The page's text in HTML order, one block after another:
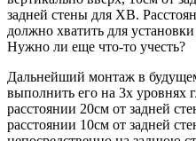
задней стены для ХВ.
должно хватить для
Нужно ли еще что-то учесть?
Дальнейший монтаж в
выполнить его на 3х уровнях
расстоянии 20см от задней
расстоянии 10см от задней